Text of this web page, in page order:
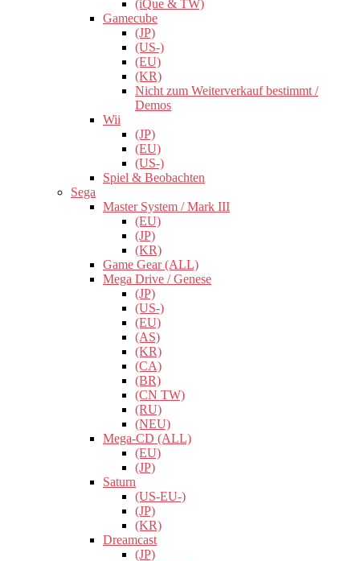
(iQue & TW)
Gamecube
(JP)
(US-)
(EU)
(KR)
Nicht zum Weiterverkauf bestimmt /
Demos
Wii
(JP)
(EU)
(US-)
Spiel & Beobachten
Sega
Master System / Mark III
(EU)
(JP)
(KR)
Game Gear (ALL)
Mega Drive / Genese
(JP)
(US-)
(EU)
(AS)
(KR)
(CA)
(BR)
(CN TW)
(RU)
(NEU)
Mega-CD (ALL)
(EU)
(JP)
Saturn
(US-EU-)
(JP)
(KR)
Dreamcast
(JP)